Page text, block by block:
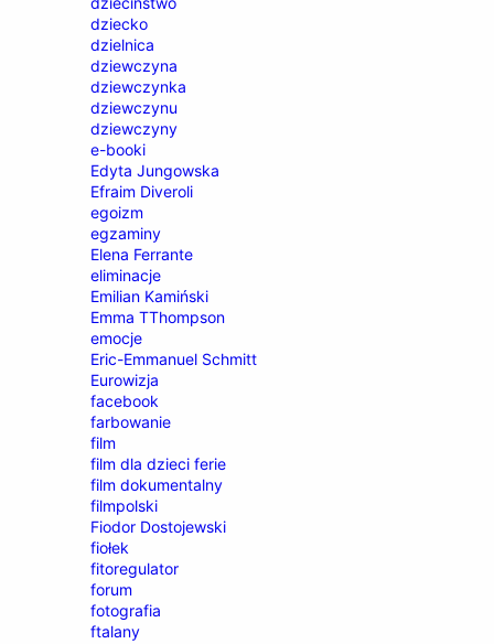
dziecko
dzielnica
dziewczyna
dziewczynka
dziewczynu
dziewczyny
e-booki
Edyta Jungowska
Efraim Diveroli
egoizm
egzaminy
Elena Ferrante
eliminacje
Emilian Kamiński
Emma TThompson
emocje
Eric-Emmanuel Schmitt
Eurowizja
facebook
farbowanie
film
film dla dzieci ferie
film dokumentalny
filmpolski
Fiodor Dostojewski
fiołek
fitoregulator
forum
fotografia
ftalany